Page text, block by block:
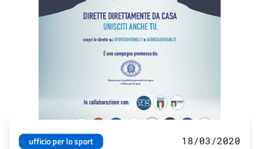
ufficio per lo sport
18/03/2020